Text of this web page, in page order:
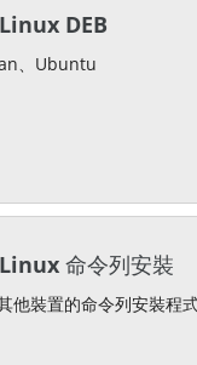
DEB
、Ubuntu
命令列安裝
他裝置的命令列安裝程